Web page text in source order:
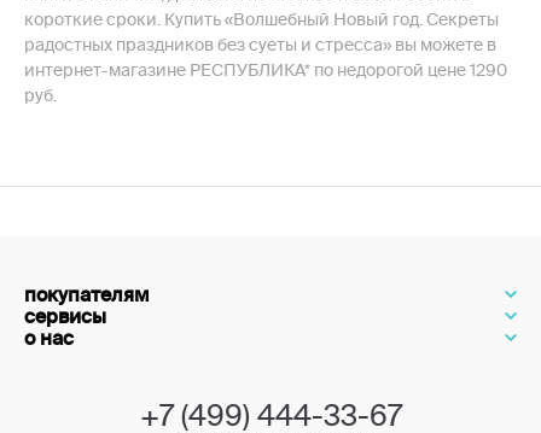
короткие сроки. Купить «Волшебный Новый год. Секреты
радостных праздников без суеты и стресса» вы можете в
интернет-магазине РЕСПУБЛИКА* по недорогой цене 1290
руб.
покупателям
сервисы
о нас
+7 (499) 444-33-67